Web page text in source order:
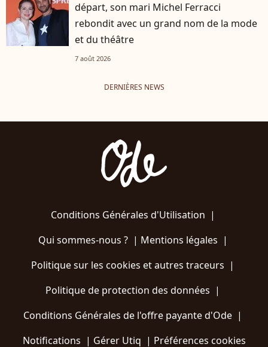
départ, son mari Michel Ferracci
rebondit avec un grand nom de la mode
et du théâtre
7 août 2026
DERNIÈRES NEWS
Conditions Générales d'Utilisation |
Qui sommes-nous ?| Mentions légales |
Politique sur les cookies et autres traceurs |
Politique de protection des données |
Conditions Générales de l'offre payante d'Ode |
Notifications | Gérer Utiq | Préférences cookies